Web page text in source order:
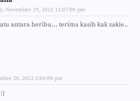
November 29, 2012 12:07:00 pm
antara beribu... terima kasih kak zakie..
28, 2012 2:04:00 pm